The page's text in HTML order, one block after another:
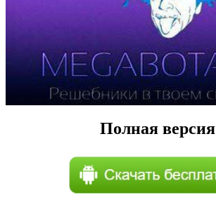
Полная версия